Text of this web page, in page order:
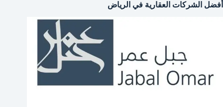
أفضل الشركات العقارية في الرياض